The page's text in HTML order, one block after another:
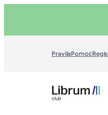
sadržaj
PravilaPomoć
/